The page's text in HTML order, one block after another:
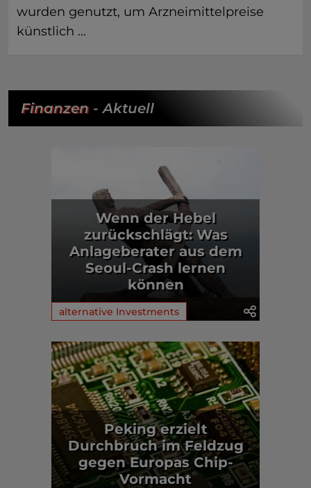
wurden genutzt, um Arzneimittelpreise
künstlich ...
Finanzen- Aktuell
Wenn der Hebel
zurückschlägt: Was
Anlageberater aus dem
Seoul-Crash lernen
können
alternative Investments
Peking erzielt
Durchbruch im Feldzug
gegen Europas Chip-
Vormacht